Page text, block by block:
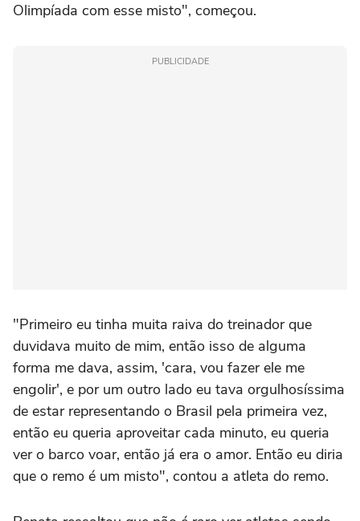
Olimpíada com esse misto", começou.
PUBLICIDADE
"Primeiro eu tinha muita raiva do treinador que
duvidava muito de mim, então isso de alguma
forma me dava, assim, 'cara, vou fazer ele me
engolir', e por um outro lado eu tava orgulhosíssima
de estar representando o Brasil pela primeira vez,
então eu queria aproveitar cada minuto, eu queria
ver o barco voar, então já era o amor. Então eu diria
que o remo é um misto", contou a atleta do remo.